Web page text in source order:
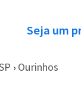
Seja um
› Ourinhos